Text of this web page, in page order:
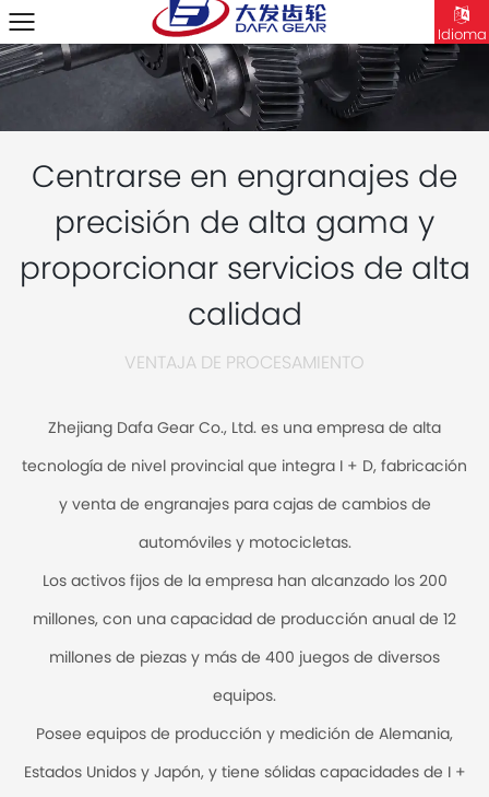
Idioma
Centrarse en engranajes de
precisión de alta gama y
proporcionar servicios de alta
calidad
VENTAJA DE PROCESAMIENTO
Zhejiang Dafa Gear Co., Ltd. es una empresa de alta
tecnología de nivel provincial que integra I + D, fabricación
y venta de engranajes para cajas de cambios de
automóviles y motocicletas.
Los activos fijos de la empresa han alcanzado los 200
millones, con una capacidad de producción anual de 12
millones de piezas y más de 400 juegos de diversos
equipos.
Posee equipos de producción y medición de Alemania,
Estados Unidos y Japón, y tiene sólidas capacidades de I +